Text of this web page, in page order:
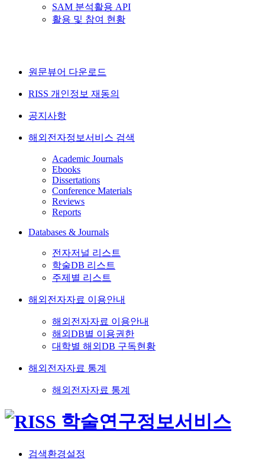
SAM 분석활용 API
활용 및 참여 현황
원문뷰어 다운로드
RISS 개인정보 재동의
공지사항
해외전자정보서비스 검색
Academic Journals
Ebooks
Dissertations
Conference Materials
Reviews
Reports
Databases & Journals
전자저널 리스트
학술DB 리스트
주제별 리스트
해외전자자료 이용안내
해외전자자료 이용안내
해외DB별 이용권한
대학별 해외DB 구독현황
해외전자자료 통계
해외전자자료 통계
검색환경설정